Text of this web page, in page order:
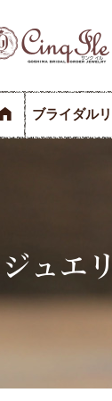
ブライダル
ジュエ